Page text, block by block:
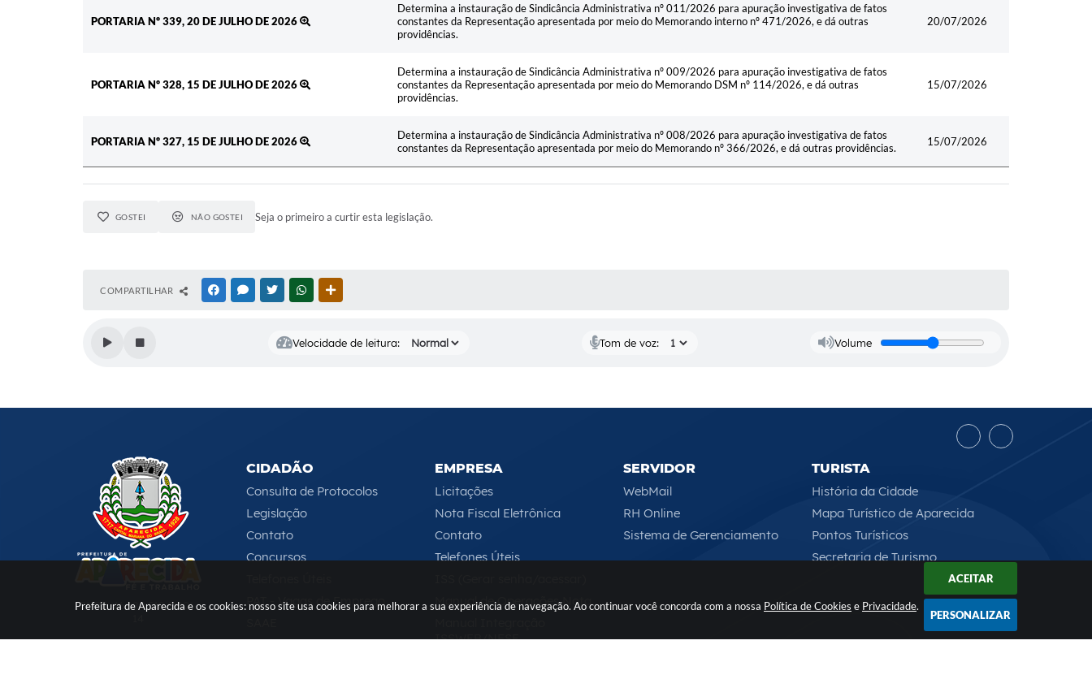
Prefeitura de Aparecida e os cookies: nosso site usa cookies para melhorar a sua experiência de navegação. Ao continuar você concorda com a nossa Política de Cookies e Privacidade.
ACEITAR
PERSONALIZAR
PORTARIA Nº 339, 20 DE JULHO DE 2026
Determina a instauração de Sindicância Administrativa nº 011/2026 para apuração investigativa de fatos
constantes da Representação apresentada por meio do Memorando interno nº 471/2026, e dá outras
providências.
20/07/2026
PORTARIA Nº 328, 15 DE JULHO DE 2026
Determina a instauração de Sindicância Administrativa nº 009/2026 para apuração investigativa de fatos
constantes da Representação apresentada por meio do Memorando DSM nº 114/2026, e dá outras
providências.
15/07/2026
PORTARIA Nº 327, 15 DE JULHO DE 2026
Determina a instauração de Sindicância Administrativa nº 008/2026 para apuração investigativa de fatos
constantes da Representação apresentada por meio do Memorando nº 366/2026, e dá outras providências.
15/07/2026
GOSTEI NÃO GOSTEI Seja o primeiro a curtir esta legislação.
COMPARTILHAR FACEBOOKMESSENGER
TWITTERWHATSAPP
Velocidade de leitura: Tom de voz: Volume
CNPJ: 46.680.518/0001-
CIDADÃO
Consulta de Protocolos
Legislação
Contato
Concursos
PAT - Vagas de Emprego
Serviços Online
EMPRESA
Licitações
Nota Fiscal Eletrônica
Contato
Telefones Úteis
Manual de Operações Nota
ISSWEB/NFSE
SERVIDOR
WebMail
RH Online
Sistema de Gerenciamento
TURISTA
História da Cidade
Mapa Turístico de Aparecida
Pontos Turísticos
Secretaria de Turismo